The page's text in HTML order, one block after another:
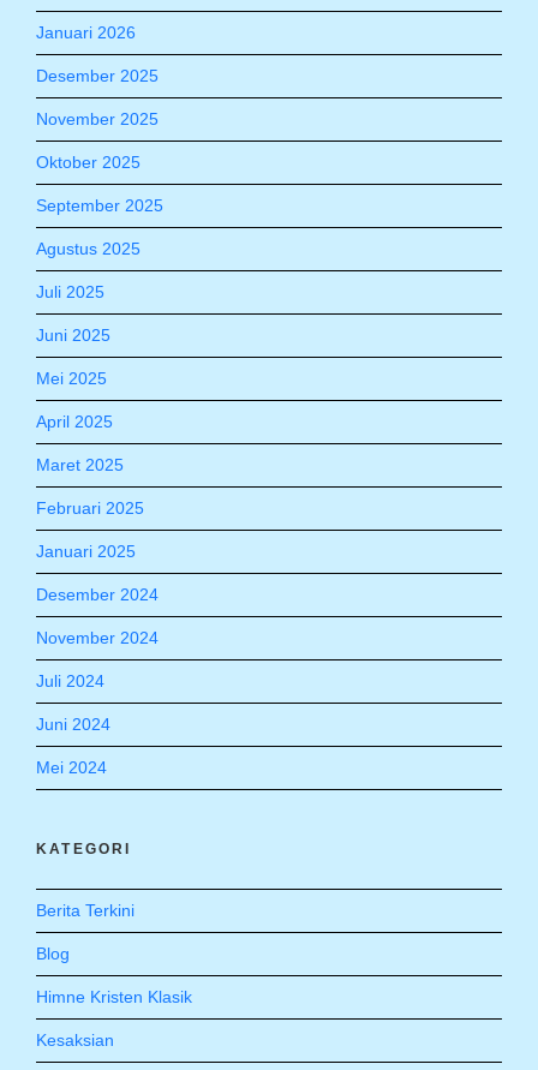
Januari 2026
Desember 2025
November 2025
Oktober 2025
September 2025
Agustus 2025
Juli 2025
Juni 2025
Mei 2025
April 2025
Maret 2025
Februari 2025
Januari 2025
Desember 2024
November 2024
Juli 2024
Juni 2024
Mei 2024
KATEGORI
Berita Terkini
Blog
Himne Kristen Klasik
Kesaksian